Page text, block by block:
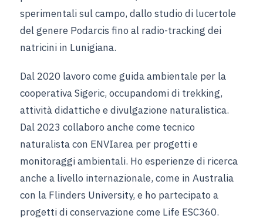
sperimentali sul campo, dallo studio di lucertole
del genere Podarcis fino al radio-tracking dei
natricini in Lunigiana.
Dal 2020 lavoro come guida ambientale per la
cooperativa Sigeric, occupandomi di trekking,
attività didattiche e divulgazione naturalistica.
Dal 2023 collaboro anche come tecnico
naturalista con ENVIarea per progetti e
monitoraggi ambientali. Ho esperienze di ricerca
anche a livello internazionale, come in Australia
con la Flinders University, e ho partecipato a
progetti di conservazione come Life ESC360.